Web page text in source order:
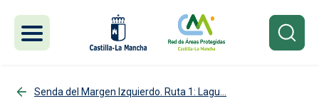
Senda del Margen Izquierdo. Ruta 1: Lagu...